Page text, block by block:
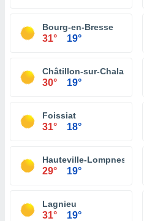
Bourg-en-Bresse
31° 19°
Châtillon-sur-Chalaronne
30° 19°
Foissiat
31° 18°
Hauteville-Lompnes
29° 19°
Lagnieu
31° 19°